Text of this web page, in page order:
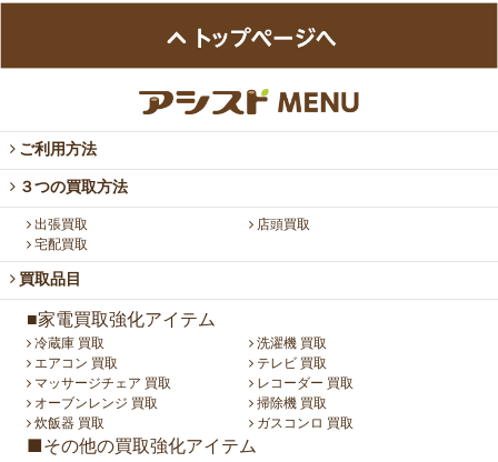
ご利用方法
３つの買取方法
出張買取
店頭買取
宅配買取
買取品目
■家電買取強化アイテム
冷蔵庫 買取
洗濯機 買取
エアコン 買取
テレビ 買取
マッサージチェア 買取
レコーダー 買取
オーブンレンジ 買取
掃除機 買取
炊飯器 買取
ガスコンロ 買取
■その他の買取強化アイテム